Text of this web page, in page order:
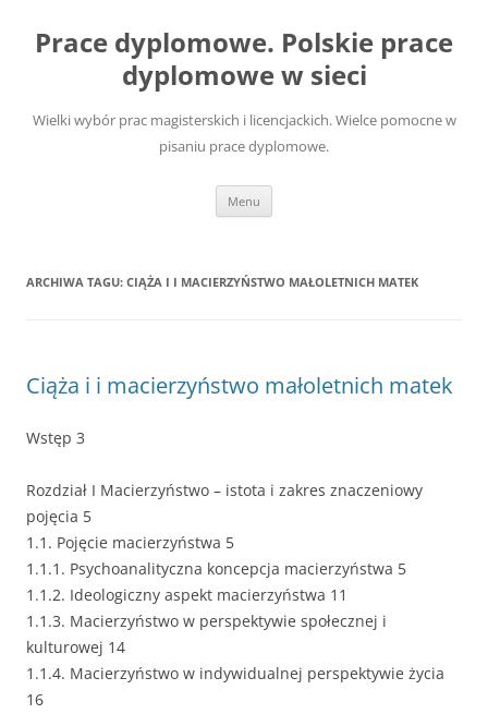
treści
Prace dyplomowe. Polskie prace
dyplomowe w sieci
Wielki wybór prac magisterskich i licencjackich. Wielce pomocne w
pisaniu prace dyplomowe.
Menu
ARCHIWA TAGU: CIĄŻA I I MACIERZYŃSTWO MAŁOLETNICH MATEK
Ciąża i i macierzyństwo małoletnich matek
Wstęp 3
Rozdział I Macierzyństwo – istota i zakres znaczeniowy
pojęcia 5
1.1. Pojęcie macierzyństwa 5
1.1.1. Psychoanalityczna koncepcja macierzyństwa 5
1.1.2. Ideologiczny aspekt macierzyństwa 11
1.1.3. Macierzyństwo w perspektywie społecznej i
kulturowej 14
1.1.4. Macierzyństwo w indywidualnej perspektywie życia
16